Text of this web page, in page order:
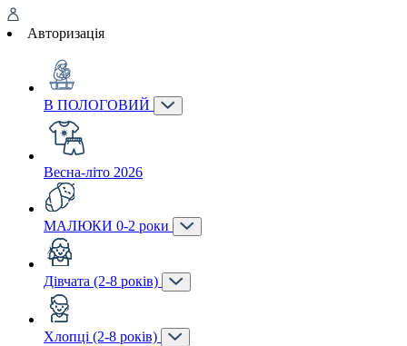
Авторизація
В ПОЛОГОВИЙ
Весна-літо 2026
МАЛЮКИ 0-2 роки
Дівчата (2-8 років)
Хлопці (2-8 років)